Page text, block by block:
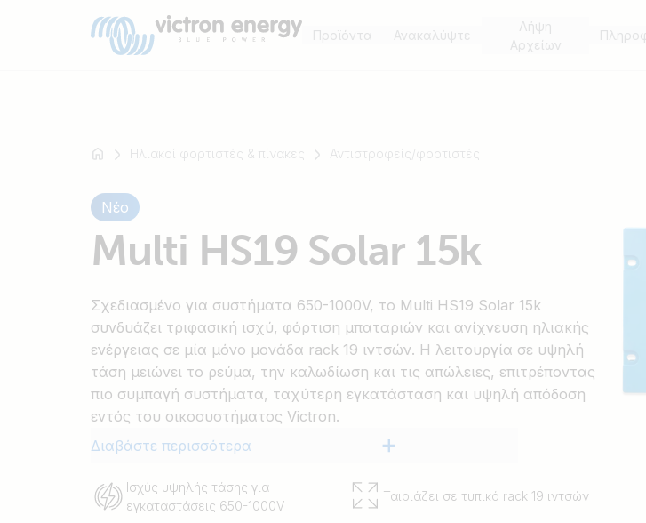
Προϊόντα Ανακαλύψτε
Λήψη
Αρχείων
Ηλιακοί φορτιστές & πίνακες Αντιστροφείς/φορτιστές
Νέο
Multi HS19 Solar 15k
Σχεδιασμένο για συστήματα 650-1000V, το Multi HS19 Solar 15k
συνδυάζει τριφασική ισχύ, φόρτιση μπαταριών και ανίχνευση ηλιακής
ενέργειας σε μία μόνο μονάδα rack 19 ιντσών. Η λειτουργία σε υψηλή
τάση μειώνει το ρεύμα, την καλωδίωση και τις απώλειες, επιτρέποντας
πιο συμπαγή συστήματα, ταχύτερη εγκατάσταση και υψηλή απόδοση
εντός του οικοσυστήματος Victron.
Διαβάστε περισσότερα
Ισχύς υψηλής τάσης για
εγκαταστάσεις 650-1000V
Ταιριάζει σε τυπικό rack 19 ιντσών